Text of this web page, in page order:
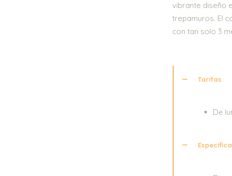
vibrante diseño
trepamuros. El
con tan solo 3
Tarifas
De